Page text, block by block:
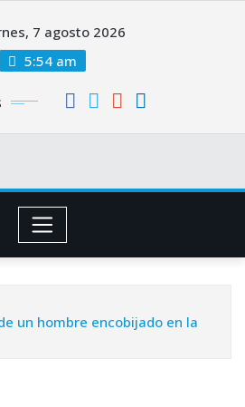
7 agosto 2026
5:54 am
un hombre encobijado en la